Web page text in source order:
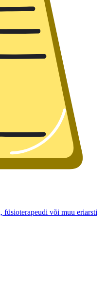
füsioterapeudi või muu eriarsti